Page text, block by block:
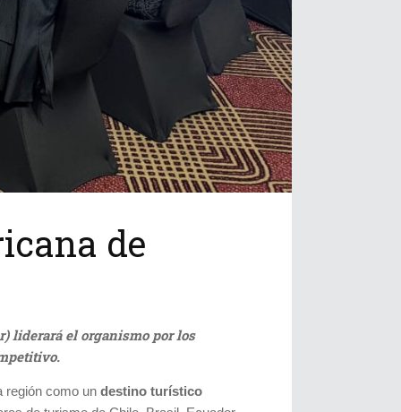
de
liderará el organismo por los
región como un destino turístico